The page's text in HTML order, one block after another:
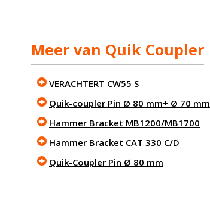
Meer van Quik Coupler
VERACHTERT CW55 S
Quik-coupler Pin Ø 80 mm+ Ø 70 mm
Hammer Bracket MB1200/MB1700
Hammer Bracket CAT 330 C/D
Quik-Coupler Pin Ø 80 mm